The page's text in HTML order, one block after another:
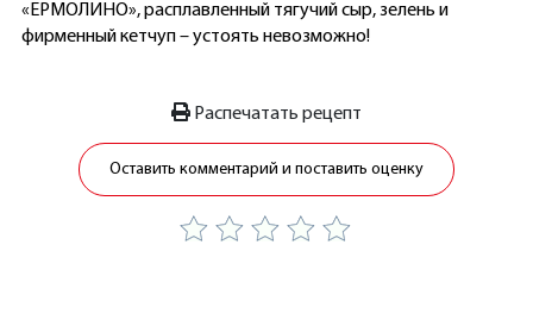
«ЕРМОЛИНО», расплавленный тягучий сыр, зелень и
фирменный кетчуп – устоять невозможно!
Распечатать рецепт
Оставить комментарий и поставить оценку